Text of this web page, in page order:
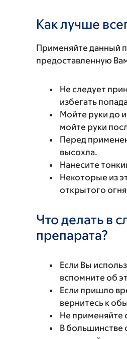
Как лучше
Применяйте данный
предоставленную
Не следует
избегать
Мойте руки до
мойте руки
Перед
высохла.
Нанесите
Некоторые из
открытого
Что делать в
препарата?
Если Вы
вспомните об
Если пришло
вернитесь к
Не применяйте
В большинстве